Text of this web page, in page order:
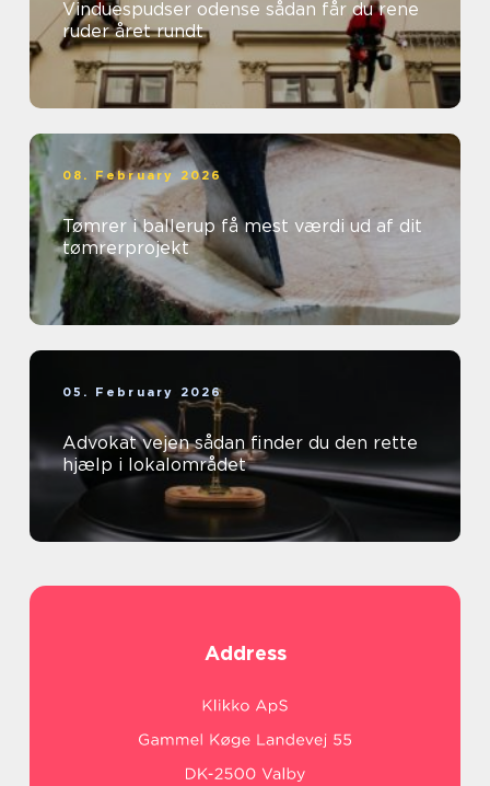
Vinduespudser odense sådan får du rene
ruder året rundt
08. February 2026
Tømrer i ballerup få mest værdi ud af dit
tømrerprojekt
05. February 2026
Advokat vejen sådan finder du den rette
hjælp i lokalområdet
Address